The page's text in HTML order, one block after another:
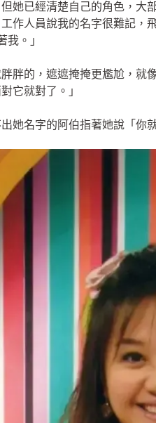
她已經清楚自己的角色，
作人員說我的名字很難記，
我。」
胖的，遮遮掩掩更尷尬，
它就對了。」
她名字的阿伯指著她說「你